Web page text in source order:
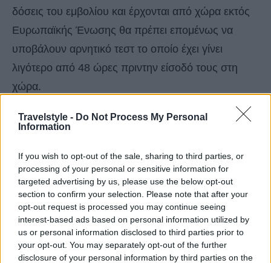
Travelstyle - Do Not Process My Personal
Information
If you wish to opt-out of the sale, sharing to third parties, or
processing of your personal or sensitive information for
targeted advertising by us, please use the below opt-out
section to confirm your selection. Please note that after your
opt-out request is processed you may continue seeing
interest-based ads based on personal information utilized by
us or personal information disclosed to third parties prior to
your opt-out. You may separately opt-out of the further
disclosure of your personal information by third parties on the
δόσεις του εμβολίου και έρχονται από χώρα εκτός
Ευρωπαϊκής Ένωσης θα πρέπει επομένως να
υποβάλουν αρνητικό τεστ το οποίο έχει γίνει
λιγότερο από 48 ώρες πριντην είσοδό τους στη
χώρα.